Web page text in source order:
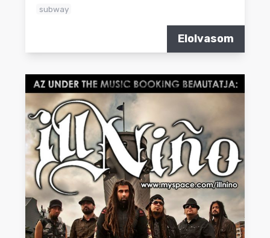
subway
Elolvasom